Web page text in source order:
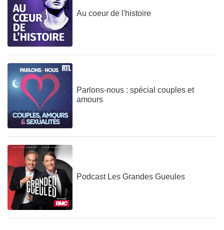
Au coeur de l'histoire
Parlons-nous : spécial couples et
amours
Podcast Les Grandes Gueules